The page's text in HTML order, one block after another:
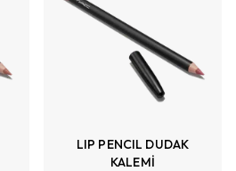
LIP PENCIL DUDAK
KALEMİ